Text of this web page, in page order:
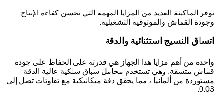
توفر الماكينة العديد من المزايا المهمة التي تحسن كفاءة الإنتاج
وجودة القماش والموثوقية التشغيلية.
اتساق النسيج استثنائية والدقة
واحدة من أهم مزايا هذا الجهاز هي قدرته على الحفاظ على جودة
قماش متسقة. وهي تستخدم محامل سباق سلكية عالية الدقة
مستوردة من ألمانيا ، مما يحقق دقة ميكانيكية مع تفاوتات تصل إلى
0.03.